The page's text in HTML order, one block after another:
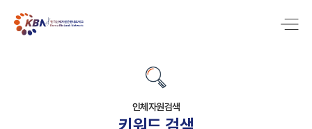
인체자원검색